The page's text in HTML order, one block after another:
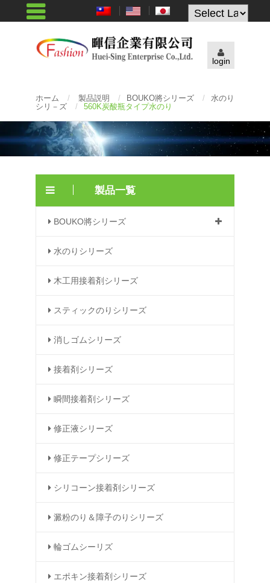
Powered by
login
ホーム / 製品説明 / BOUKO將シリーズ /
水のり
シリ－ズ
/ 560K炭酸瓶タイプ水のり
製品一覧
BOUKO將シリーズ
水のりシリーズ
木工用接着剤シリーズ
スティックのりシリーズ
消しゴムシリーズ
接着剤シリーズ
瞬間接着剤シリーズ
修正液シリーズ
修正テープシリーズ
シリコーン接着剤シリーズ
澱粉のり＆障子のりシリーズ
輪ゴムシーリズ
エポキン接着剤シリーズ